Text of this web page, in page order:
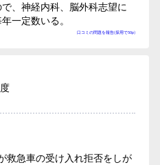
口コミの問題を報告(採用で50p)
、神経内科、脳外科志望に
一定数いる。
救急車の受け入れ拒否をしが